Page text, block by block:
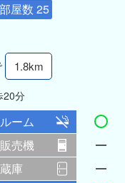
部屋数 25
1.8km
20分
ーム
売機
庫